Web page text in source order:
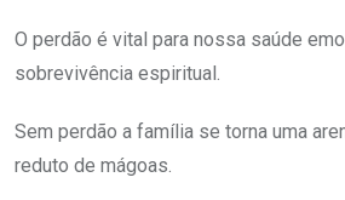
O perdão é vital para nossa saúde
sobrevivência espiritual.
Sem perdão a família se torna uma
reduto de mágoas.